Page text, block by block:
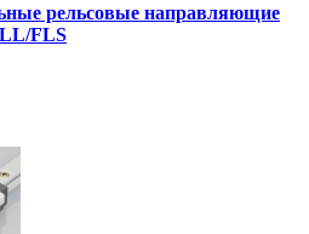
рельсовые направляющие
FLS